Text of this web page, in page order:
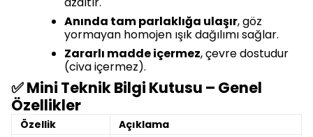
Anında tam parlaklığa ulaşır, göz
yormayan homojen ışık dağılımı sağlar.
Zararlı madde içermez, çevre dostudur
(civa içermez).
✅ Mini Teknik Bilgi Kutusu – Genel
Özellikler
Özellik
Açıklama